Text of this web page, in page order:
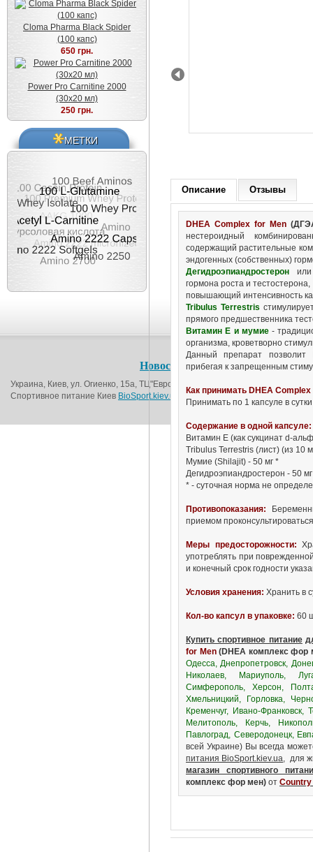
Cloma Pharma Black Spider
(100 капс)
650 грн.
Power Pro Carnitine 2000
(30x20 мл)
250 грн.
МЕТКИ
Описание Отзывы
DHEA Complex for Men
нестероидный
содержащий растительные
эндогенных (собственных)
Дегидроэпиандростерон
гормона роста и
повышающий интенсивность
Tribulus Terrestris
прямого предшественника
Витамин Е и мумие-
организма, кроветворно
Данный препарат
прибегая к запрещенным
Как принимать DHEA
Принимать по 1 капсуле в
Содержание в одной капсуле:
Витамин Е (как сукцинат d-
Tribulus Terrestris (лист) (из 10
Мумие (Shilajit) - 50 мг *
Дегидроэпиандростерон - 50
* - суточная норма не
Противопоказания:
приемом
Меры предосторожности:
употреблять при
и конечный срок годности
Условия хранения: Хранить в
Кол-во капсул в упаковке: 60
Купить спортивное питание
for Men(DHEA комплекс фор
Одесса, Днепропетровск,
Николаев, Мариуполь,
Симферополь, Херсон,
Хмельницкий, Горловка,
Кременчуг, Ивано-Франковск,
Мелитополь, Керчь,
Павлоград, Северодонецк,
всей Украине) Вы всегда
питания BioSport.kiev.ua , для
магазин спортивного
комплекс фор мен) от Country
Новости О магазине
Украина, Киев, ул. Огиенко, 15а, ТЦ"Европорт", 1-й этаж (возле метро
Спортивное питание Киев BioSport.kiev.ua © 2016